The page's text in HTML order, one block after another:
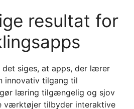
resultat for
det siges, at apps, der lærer
innovativ tilgang til
læring tilgængelig og sjov
værktøjer tilbyder interaktive